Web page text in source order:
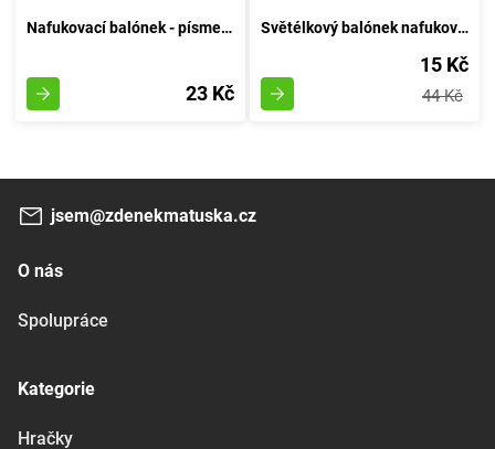
Nafukovací balónek - písmeno H - Vzduchový Kruh
23 Kč
Světélkový balónek nafukovací 30cm - sestava 6 kousků, svítící za tmy
15 Kč
44 Kč
jsem@zdenekmatuska.cz
O nás
Spolupráce
Kategorie
Hračky